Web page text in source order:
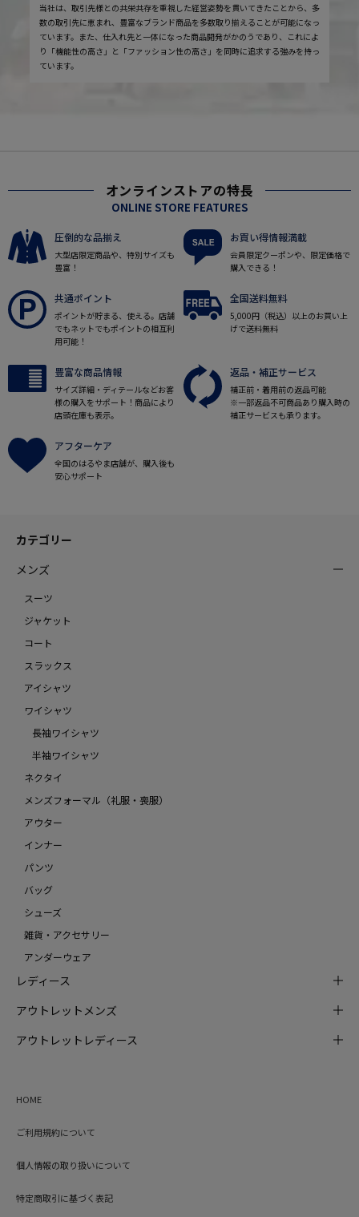
当社は、取引先様との共栄共存を重視した経営姿勢を貫いてきたことから、多
数の取引先に恵まれ、豊富なブランド商品を多数取り揃えることが可能になっ
ています。また、仕入れ先と一体になった商品開発がかのうであり、これによ
り「機能性の高さ」と「ファッション性の高さ」を同時に追求する強みを持っ
ています。
オンラインストアの特長
ONLINE STORE FEATURES
圧倒的な品揃え
大型店限定商品や、特別サイズも
豊富！
お買い得情報満載
会員限定クーポンや、限定価格で
購入できる！
共通ポイント
ポイントが貯まる、使える。店舗
でもネットでもポイントの相互利
用可能！
全国送料無料
5,000円（税込）以上のお買い上
げで送料無料
豊富な商品情報
サイズ詳細・ディテールなどお客
様の購入をサポート！商品により
店頭在庫も表示。
返品・補正サービス
補正前・着用前の返品可能
※一部返品不可商品あり購入時の
補正サービスも承ります。
アフターケア
全国のはるやま店舗が、購入後も
安心サポート
カテゴリー
メンズ
スーツ
ジャケット
コート
スラックス
アイシャツ
ワイシャツ
長袖ワイシャツ
半袖ワイシャツ
ネクタイ
メンズフォーマル（礼服・喪服）
アウター
インナー
パンツ
バッグ
シューズ
雑貨・アクセサリー
アンダーウェア
レディース
アウトレットメンズ
アウトレットレディース
HOME
ご利用規約について
個人情報の取り扱いについて
特定商取引に基づく表記